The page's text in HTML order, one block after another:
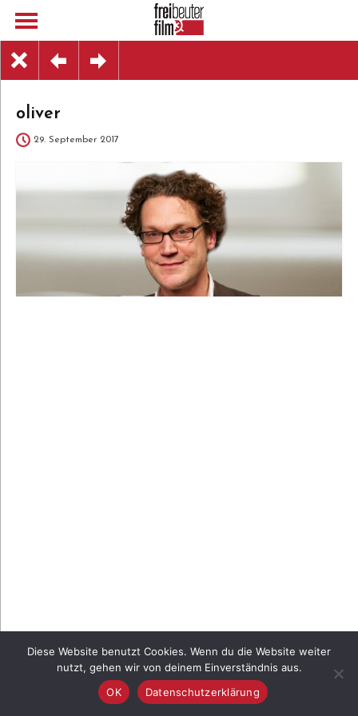
oliver
29. September 2017
Diese Website benutzt Cookies. Wenn du die Website weiter
nutzt, gehen wir von deinem Einverständnis aus.
OK
Datenschutzerklärung